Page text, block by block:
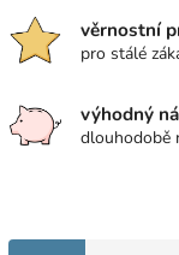
věrnostní
pro stálé
výhodný
dlouhodobě